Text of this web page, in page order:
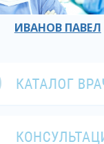
ИВАНОВ ПАВЕЛ